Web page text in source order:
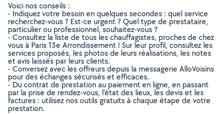
Voici nos conseils :
- Indiquez votre besoin en quelques secondes : quel service
recherchez-vous ? Est-ce urgent ? Quel type de prestataire,
particulier ou professionnel, souhaitez-vous ?
- Consultez la liste de tous les chauffagistes, proches de chez
vous à Paris 13e Arrondissement ! Sur leur profil, consultez les
services proposés, les photos de leurs réalisations, les notes
et avis laissés par leurs clients.
- Conversez avec les offreurs depuis la messagerie AlloVoisins
pour des échanges sécurisés et efficaces.
- Du contrat de prestation au paiement en ligne, en passant
par la prise de rendez-vous, l’état des lieux, les devis et les
factures : utilisez nos outils gratuits à chaque étape de votre
prestation.